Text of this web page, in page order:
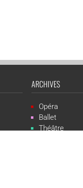
ARCHIVES
Opéra
Ballet
Théâtre